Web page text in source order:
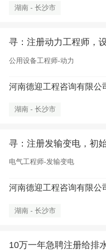
湖南 - 长沙市
寻：注册动力工程师，
公用设备工程师-动力
河南德迎工程咨询有限公
湖南 - 长沙市
寻：注册发输变电，初
电气工程师-发输变电
河南德迎工程咨询有限公
湖南 - 长沙市
10万一年急聘注册给排